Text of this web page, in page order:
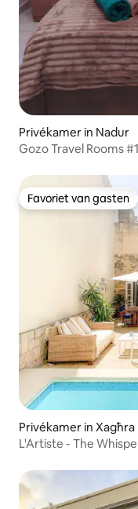
Privékamer in Nadur
Gozo Travel Rooms #1
Favoriet van gasten
Favoriet van gasten
Privékamer in Xagħra
L'Artiste - The